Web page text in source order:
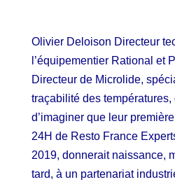
Olivier Deloison Directeur
l’équipementier Rational et
Directeur de Microlide,
traçabilité des températures,
d’imaginer que leur
24H de Resto France
2019, donnerait naissance,
tard, à un partenariat